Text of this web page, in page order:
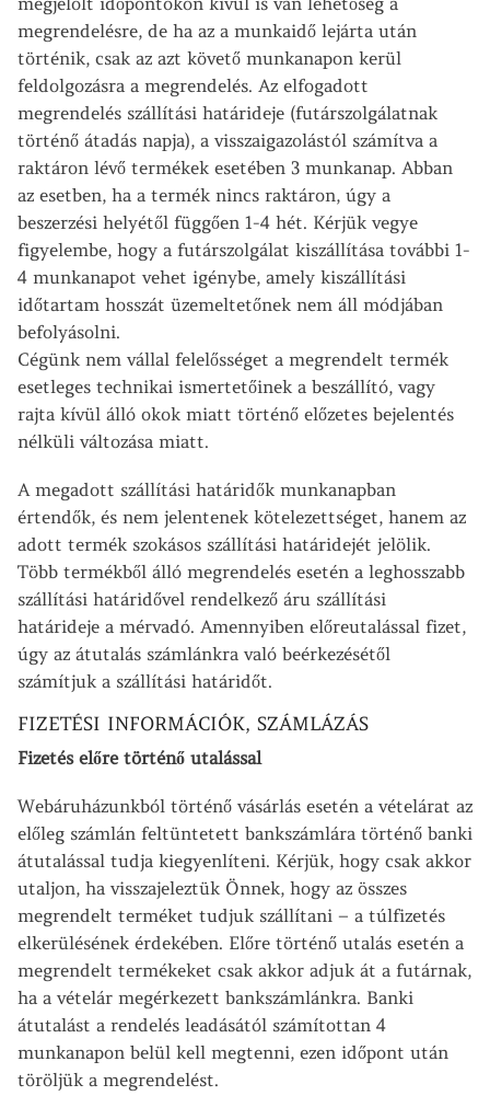
megrendelésre, de ha az a munkaidő lejárta után
történik, csak az azt követő munkanapon kerül
feldolgozásra a megrendelés. Az elfogadott
megrendelés szállítási határideje (futárszolgálatnak
történő átadás napja), a visszaigazolástól számítva a
raktáron lévő termékek esetében 3 munkanap. Abban
az esetben, ha a termék nincs raktáron, úgy a
beszerzési helyétől függően 1-4 hét. Kérjük vegye
figyelembe, hogy a futárszolgálat kiszállítása további 1-
4 munkanapot vehet igénybe, amely kiszállítási
időtartam hosszát üzemeltetőnek nem áll módjában
befolyásolni.
Cégünk nem vállal felelősséget a megrendelt termék
esetleges technikai ismertetőinek a beszállító, vagy
rajta kívül álló okok miatt történő előzetes bejelentés
nélküli változása miatt.
A megadott szállítási határidők munkanapban
értendők, és nem jelentenek kötelezettséget, hanem az
adott termék szokásos szállítási határidejét jelölik.
Több termékből álló megrendelés esetén a leghosszabb
szállítási határidővel rendelkező áru szállítási
határideje a mérvadó. Amennyiben előreutalással fizet,
úgy az átutalás számlánkra való beérkezésétől
számítjuk a szállítási határidőt.
FIZETÉSI INFORMÁCIÓK, SZÁMLÁZÁS
Fizetés előre történő utalással
Webáruházunkból történő vásárlás esetén a vételárat az
előleg számlán feltüntetett bankszámlára történő banki
átutalással tudja kiegyenlíteni. Kérjük, hogy csak akkor
utaljon, ha visszajeleztük Önnek, hogy az összes
megrendelt terméket tudjuk szállítani – a túlfizetés
elkerülésének érdekében. Előre történő utalás esetén a
megrendelt termékeket csak akkor adjuk át a futárnak,
ha a vételár megérkezett bankszámlánkra. Banki
átutalást a rendelés leadásától számítottan 4
munkanapon belül kell megtenni, ezen időpont után
töröljük a megrendelést.